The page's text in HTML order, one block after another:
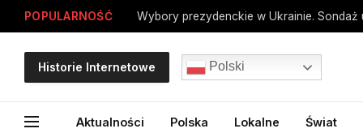
POPULARNOŚĆ
Historie Internetowe Polski
Aktualności Polska Lokalne Świat